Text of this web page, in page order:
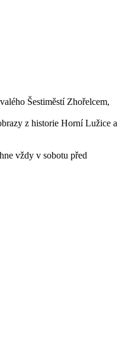
Šestiměstí Zhořelcem,
z historie Horní Lužice a
vždy v sobotu před